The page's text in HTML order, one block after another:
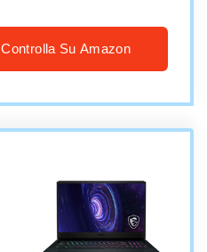
Controlla Su Amazon